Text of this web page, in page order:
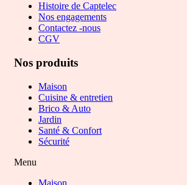
Histoire de Captelec
Nos engagements
Contactez -nous
CGV
Nos produits
Maison
Cuisine & entretien
Brico & Auto
Jardin
Santé & Confort
Sécurité
Menu
Maison